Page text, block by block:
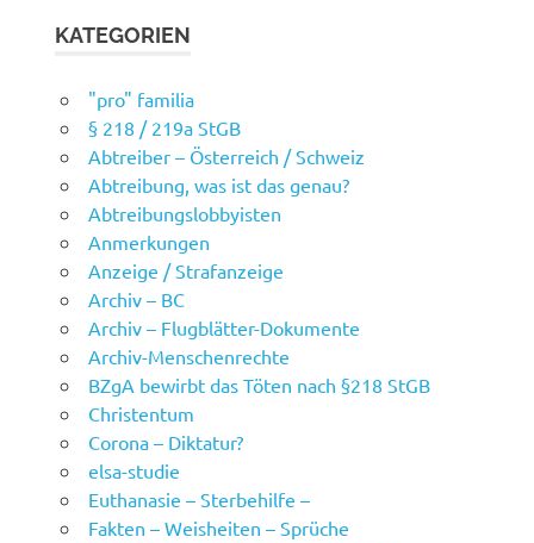
KATEGORIEN
"pro" familia
§ 218 / 219a StGB
Abtreiber – Österreich / Schweiz
Abtreibung, was ist das genau?
Abtreibungslobbyisten
Anmerkungen
Anzeige / Strafanzeige
Archiv – BC
Archiv – Flugblätter-Dokumente
Archiv-Menschenrechte
BZgA bewirbt das Töten nach §218 StGB
Christentum
Corona – Diktatur?
elsa-studie
Euthanasie – Sterbehilfe –
Fakten – Weisheiten – Sprüche